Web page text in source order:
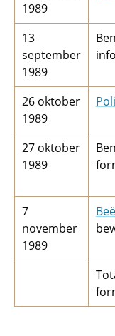
1989
13
september
1989
26 oktober
1989
27 oktober
1989
7
november
1989